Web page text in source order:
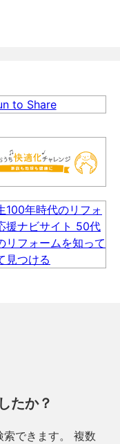
たか？
索できます。 複数